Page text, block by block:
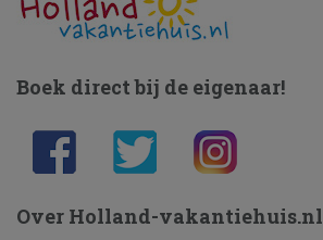
Boek direct bij de eigenaar!
Over Holland-vakantiehuis.nl